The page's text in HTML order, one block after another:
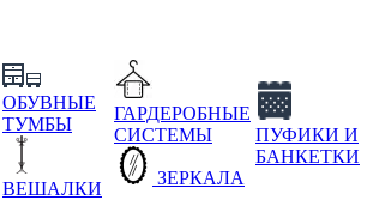
ОБУВНЫЕ
ТУМБЫ
ВЕШАЛКИ
ГАРДЕРОБНЫЕ
СИСТЕМЫ
ЗЕРКАЛА
ПУФИКИ И
БАНКЕТКИ